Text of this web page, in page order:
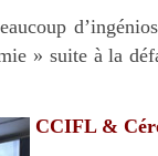
» suite à la
CCIFL &